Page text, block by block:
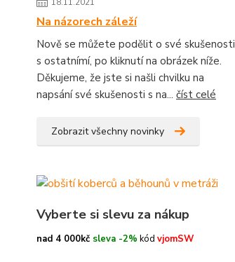
Na názorech záleží
Nově se můžete podělit o své skušenosti
s ostatnímí, po kliknutí na obrázek níže.
Děkujeme, že jste si našli chvilku na
napsání své skušenosti s na... číst celé
Zobrazit všechny novinky
Vyberte si slevu za nákup
nad 4 000kč sleva -2% kód vjomSW